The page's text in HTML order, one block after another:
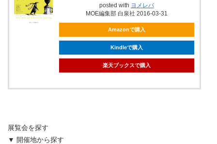
posted with ヨメレバ
MOE編集部 白泉社 2016-03-31
Amazonで購入
Kindleで購入
楽天ブックスで購入
展覧会を探す
▼ 開催地から探す